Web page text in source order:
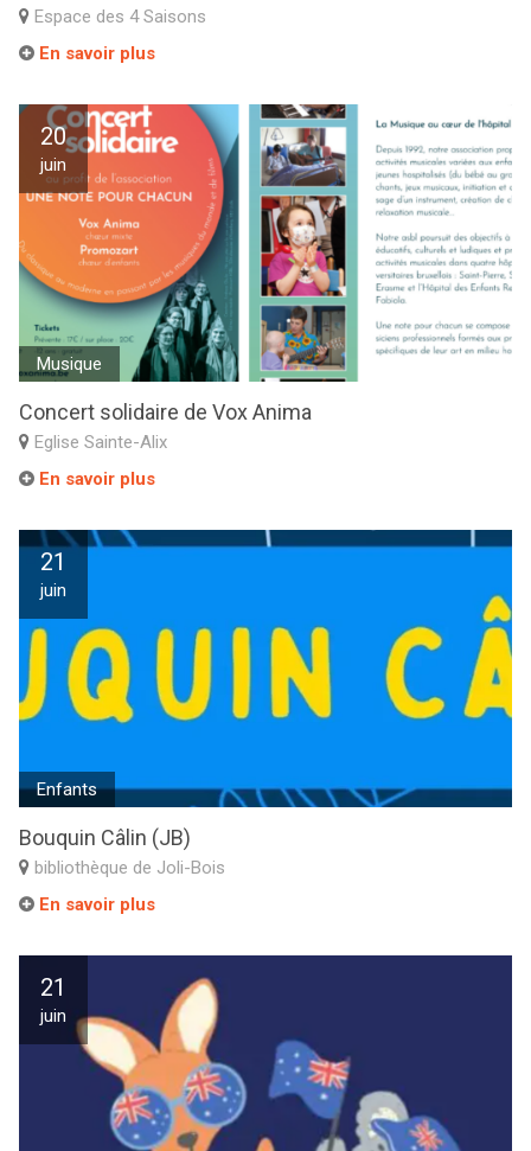
Espace des 4 Saisons
En savoir plus
20
juin
Musique
Concert solidaire de Vox Anima
Eglise Sainte-Alix
En savoir plus
21
juin
Enfants
Bouquin Câlin (JB)
bibliothèque de Joli-Bois
En savoir plus
21
juin